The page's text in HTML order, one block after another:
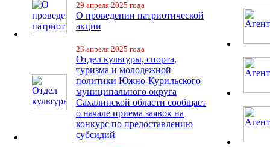
29 апреля 2025 года
О проведении патриотической
акции
23 апреля 2025 года
Отдел культуры, спорта,
туризма и молодежной
политики Южно-Курильского
муниципального округа
Сахалинской области сообщает
о начале приема заявок на
конкурс по предоставлению
субсидий